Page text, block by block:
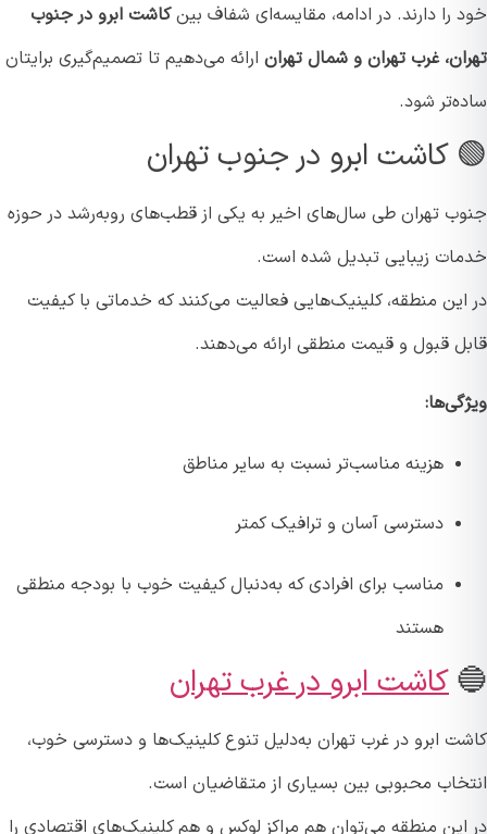
را دارند. در ادامه، مقایسه‌ای شفاف بینکاشت ابرو در جنوب
غرب تهران و شمال تهرانارائه می‌دهیم تا تصمیم‌گیری برایتان
شود.
کاشت ابرو در جنوب تهران
تهران طی سال‌های اخیر به یکی از قطب‌های رو‌به‌رشد در حوزه
زیبایی تبدیل شده است.
منطقه، کلینیک‌هایی فعالیت می‌کنند که خدماتی با کیفیت
قبول و قیمت منطقی ارائه می‌دهند.
هزینه مناسب‌تر نسبت به سایر مناطق
دسترسی آسان و ترافیک کمتر
مناسب برای افرادی که به‌دنبال کیفیت خوب با بودجه منطقی
هستند
کاشت ابرو در غرب تهران
ابرو در غرب تهران به‌دلیل تنوع کلینیک‌ها و دسترسی خوب،
محبوبی بین بسیاری از متقاضیان است.
منطقه می‌توان هم مراکز لوکس و هم کلینیک‌های اقتصادی را